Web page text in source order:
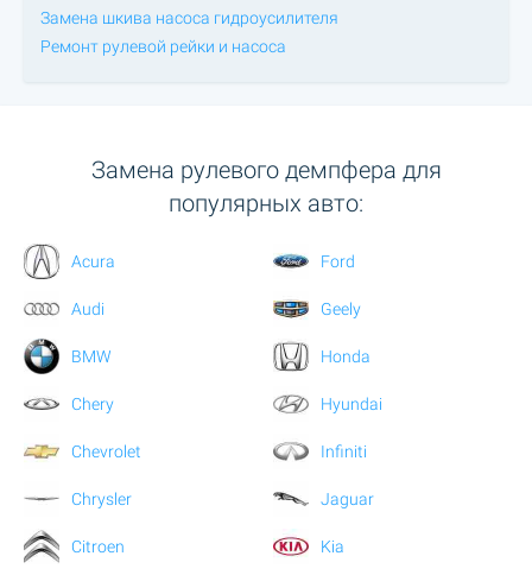
Замена шкива насоса гидроусилителя
Ремонт рулевой рейки и насоса
Замена рулевого демпфера для
популярных авто:
Acura
Audi
BMW
Chery
Chevrolet
Chrysler
Citroen
Ford
Geely
Honda
Hyundai
Infiniti
Jaguar
Kia